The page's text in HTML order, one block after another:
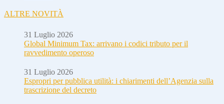
ALTRE NOVITÀ
31 Luglio 2026
Global Minimum Tax: arrivano i codici tributo per il
ravvedimento operoso
31 Luglio 2026
Espropri per pubblica utilità: i chiarimenti dell’Agenzia sulla
trascrizione del decreto